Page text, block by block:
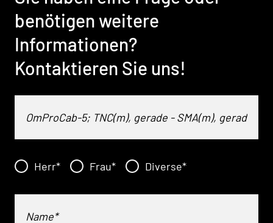
benötigen weitere
Informationen?
Kontaktieren Sie uns!
Herr* Frau* Diverse*